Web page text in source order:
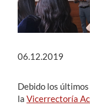
06.12.2019
Debido los
la Vicerrectoría